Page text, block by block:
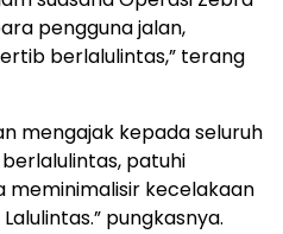
pengguna jalan,
berlalulintas,” terang
mengajak kepada seluruh
patuhi
meminimalisir kecelakaan
pungkasnya.